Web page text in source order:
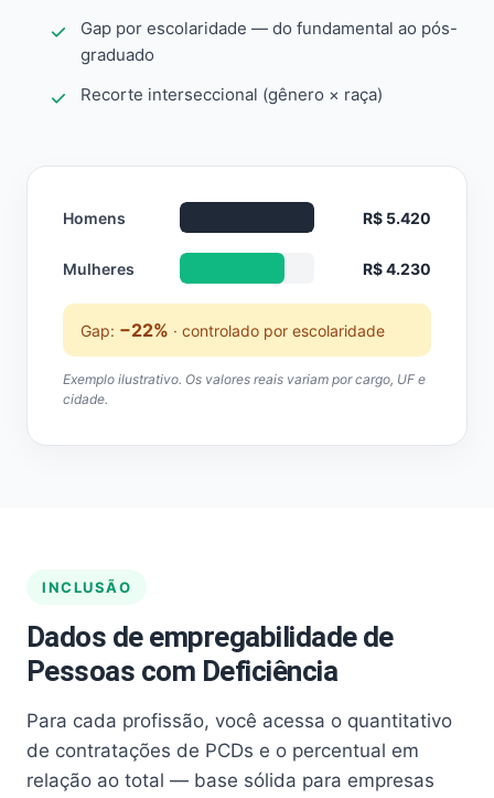
Gap por escolaridade — do fundamental ao pós-
graduado
Recorte interseccional (gênero × raça)
Homens R$ 5.420
Mulheres R$ 4.230
Gap: −22% · controlado por escolaridade
Exemplo ilustrativo. Os valores reais variam por cargo, UF e
cidade.
INCLUSÃO
Dados de empregabilidade de
Pessoas com Deficiência
Para cada profissão, você acessa o quantitativo
de contratações de PCDs e o percentual em
relação ao total — base sólida para empresas